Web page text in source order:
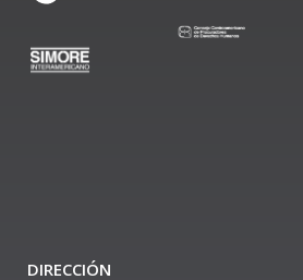
DIRECCIÓN